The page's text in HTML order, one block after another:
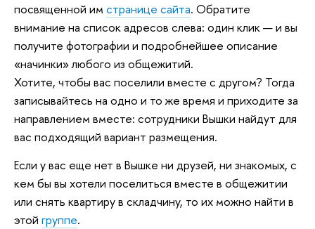
посвященной им странице сайта. Обратите
внимание на список адресов слева: один клик — и вы
получите фотографии и подробнейшее описание
«начинки» любого из общежитий.
Хотите, чтобы вас поселили вместе с другом? Тогда
записывайтесь на одно и то же время и приходите за
направлением вместе: сотрудники Вышки найдут для
вас подходящий вариант размещения.
Если у вас еще нет в Вышке ни друзей, ни знакомых, с
кем бы вы хотели поселиться вместе в общежитии
или снять квартиру в складчину, то их можно найти в
этой группе.